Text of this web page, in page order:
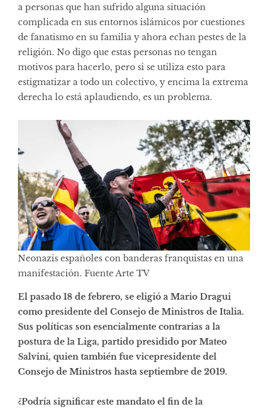
a personas que han sufrido alguna situación
complicada en sus entornos islámicos por cuestiones
de fanatismo en su familia y ahora echan pestes de la
religión. No digo que estas personas no tengan
motivos para hacerlo, pero si se utiliza esto para
estigmatizar a todo un colectivo, y encima la extrema
derecha lo está aplaudiendo, es un problema.
Neonazis españoles con banderas franquistas en una
manifestación. Fuente Arte TV
El pasado 18 de febrero, se eligió a Mario Dragui
como presidente del Consejo de Ministros de Italia.
Sus políticas son esencialmente contrarias a la
postura de la Liga, partido presidido por Mateo
Salvini, quien también fue vicepresidente del
Consejo de Ministros hasta septiembre de 2019.
¿Podría significar este mandato el fin de la